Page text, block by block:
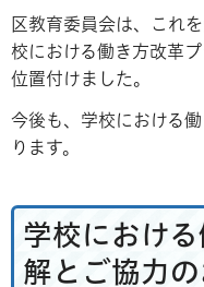
区教育委員会は、これ
校における働き方改革
位置付けました。
今後も、学校における
ります。
学校におけ
解とご協力